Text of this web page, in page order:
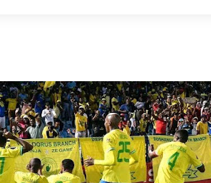
و صن داونز في دوري أبطال أفريقيا